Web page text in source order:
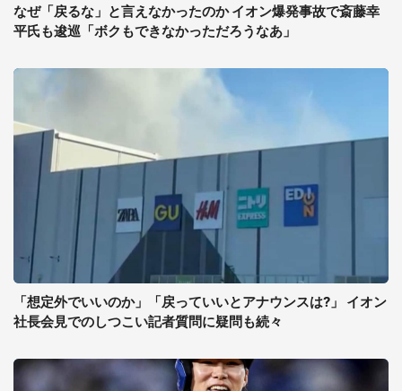
なぜ「戻るな」と言えなかったのか イオン爆発事故で斎藤幸
平氏も逡巡「ボクもできなかっただろうなあ」
「想定外でいいのか」「戻っていいとアナウンスは?」 イオン
社長会見でのしつこい記者質問に疑問も続々